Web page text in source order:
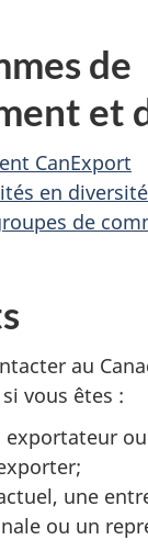
de
et
CanExport
en
de
au
vous êtes :
exportateur
une
ou un